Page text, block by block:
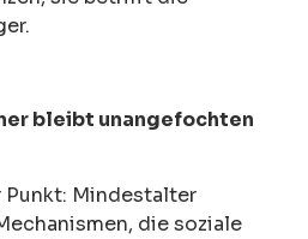
bleibt unangefochten
Mindestalter
die soziale